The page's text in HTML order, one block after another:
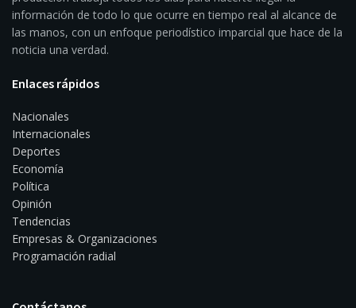
información de todo lo que ocurre en tiempo real al alcance de
las manos, con un enfoque periodístico imparcial que hace de la
noticia una verdad.
Enlaces rápidos
Nacionales
Internacionales
Deportes
Economía
Política
Opinión
Tendencias
Empresas & Organizaciones
Programación radial